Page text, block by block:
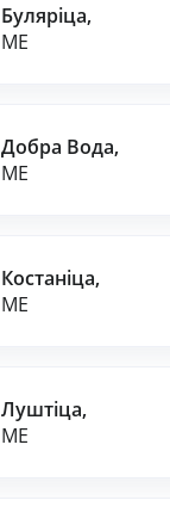
Буляріца,
ME
Добра Вода,
ME
Костаніца,
ME
Луштіца,
ME